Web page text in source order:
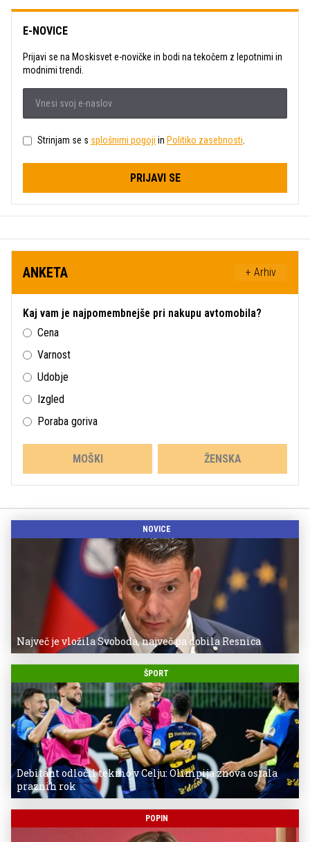
E-NOVICE
Prijavi se na Moskisvet e-novičke in bodi na tekočem z lepotnimi in
modnimi trendi.
Strinjam se s splošnimi pogoji in Politiko zasebnosti.
PRIJAVI SE
ANKETA + Arhiv
Kaj vam je najpomembnejše pri nakupu avtomobila?
Cena
Varnost
Udobje
Izgled
Poraba goriva
MOŠKI ŽENSKA
NOVICE
Največ je vložila Svoboda, največ pa dobila Resnica
ŠPORT
Debitant odločil tekmo v Celju: Olimpija znova ostala
praznih rok
POPIN